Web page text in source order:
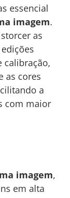
essencial
imagem.
as
calibração,
as cores
a
com maior
imagem,
em alta